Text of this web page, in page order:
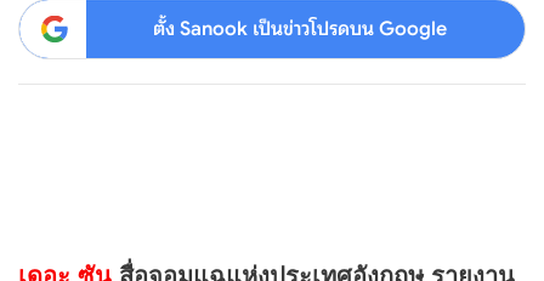
ตั้ง Sanook เป็นข่าวโปรดบน Google